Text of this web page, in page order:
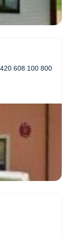
608 100 800